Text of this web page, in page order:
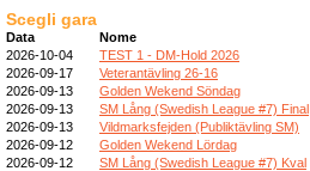
Scegli gara
Data
Nome
2026-10-04
TEST 1 - DM-Hold 2026
2026-09-17
Veterantävling 26-16
2026-09-13
Golden Wekend Söndag
2026-09-13
SM Lång (Swedish League #7) Final
2026-09-13
Vildmarksfejden (Publiktävling SM)
2026-09-12
Golden Wekend Lördag
2026-09-12
SM Lång (Swedish League #7) Kval